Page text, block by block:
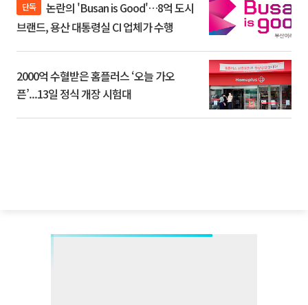
단독
브랜드, 용산 대통령실 CI 업체가 수행
2000억 수혈받은 홈플러스 ‘오늘 가오
픈’...13일 정식 개장 시험대